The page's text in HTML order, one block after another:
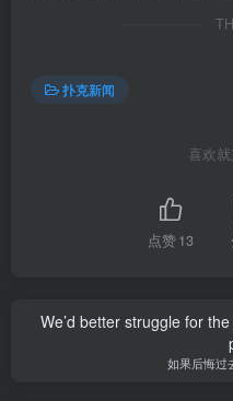
扑克新闻
喜欢
点赞13
We’d better struggle for
如果后悔过